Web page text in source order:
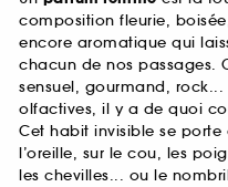
composition fleurie,
encore aromatique qui
chacun de nos passages.
sensuel, gourmand,
olfactives, il y a de quoi
Cet habit invisible se
l’oreille, sur le cou, les
les chevilles... ou le